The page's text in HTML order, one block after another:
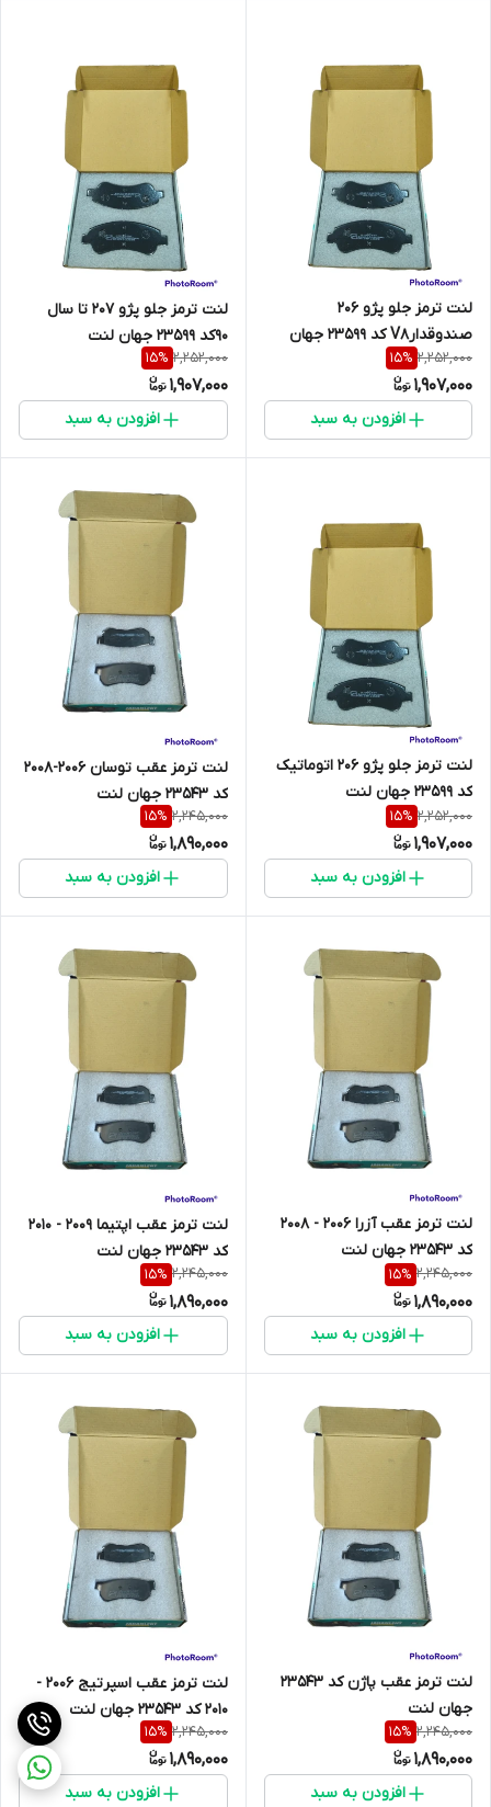
لنت ترمز جلو پژو 206
صندوقدارV8 کد 23599 جهان
لنت
2,252,000
15%
1,907,000
افزودن به سبد
لنت ترمز جلو پژو 207 تا سال
90کد 23599 جهان لنت
2,252,000
15%
1,907,000
افزودن به سبد
لنت ترمز جلو پژو 206 اتوماتیک
کد 23599 جهان لنت
2,252,000
15%
1,907,000
افزودن به سبد
لنت ترمز عقب توسان 2006-2008
کد 23543 جهان لنت
2,245,000
15%
1,890,000
افزودن به سبد
لنت ترمز عقب آزرا 2006 - 2008
کد 23543 جهان لنت
2,245,000
15%
1,890,000
افزودن به سبد
لنت ترمز عقب اپتیما 2009 - 2010
کد 23543 جهان لنت
2,245,000
15%
1,890,000
افزودن به سبد
لنت ترمز عقب پاژن کد 23543
جهان لنت
2,245,000
15%
1,890,000
افزودن به سبد
لنت ترمز عقب اسپرتیج 2006 -
2010 کد 23543 جهان لنت
2,245,000
15%
1,890,000
افزودن به سبد